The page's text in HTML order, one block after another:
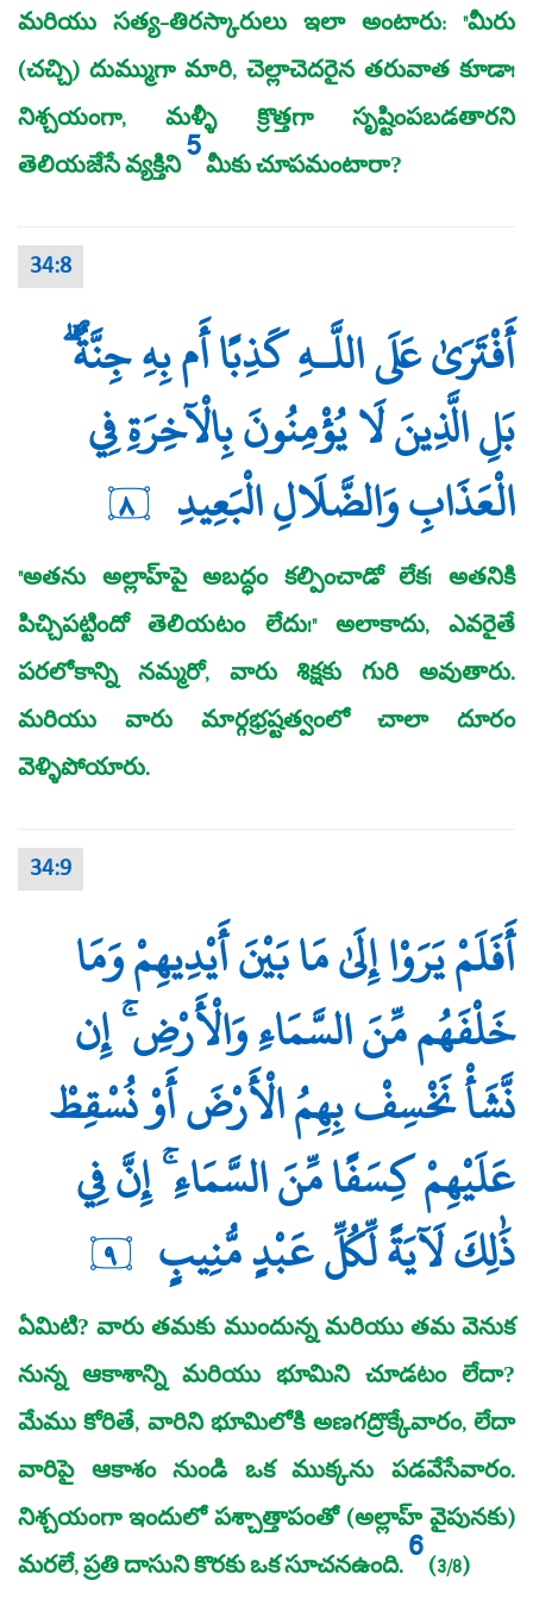
మరియు సత్య-తిరస్కారులు ఇలా అంటారు: "మీరు
(చచ్చి) దుమ్ముగా మారి, చెల్లాచెదరైన తరువాత కూడా!
నిశ్చయంగా, మళ్ళీ క్రొత్తగా సృష్టింపబడతారని
తెలియజేసే వ్యక్తిని5మీకు చూపమంటారా?
34:8
أَفْتَرَىٰ عَلَى اللَّـهِ كَذِبًا أَم بِهِ جِنَّةٌ ۗ
بَلِ الَّذِينَ لَا يُؤْمِنُونَ بِالْآخِرَةِ فِي
الْعَذَابِ وَالضَّلَالِ الْبَعِيدِ
٨
"అతను అల్లాహ్‌పై అబద్ధం కల్పించాడో లేక! అతనికి
పిచ్చిపట్టిందో తెలియటం లేదు!" అలాకాదు, ఎవరైతే
పరలోకాన్ని నమ్మరో, వారు శిక్షకు గురి అవుతారు.
మరియు వారు మార్గభ్రష్టత్వంలో చాలా దూరం
వెళ్ళిపోయారు.
34:9
أَفَلَمْ يَرَوْا إِلَىٰ مَا بَيْنَ أَيْدِيهِمْ وَمَا
خَلْفَهُم مِّنَ السَّمَاءِ وَالْأَرْضِ ۚ إِن
نَّشَأْ نَخْسِفْ بِهِمُ الْأَرْضَ أَوْ نُسْقِطْ
عَلَيْهِمْ كِسَفًا مِّنَ السَّمَاءِ ۚ إِنَّ فِي
ذَٰلِكَ لَآيَةً لِّكُلِّ عَبْدٍ مُّنِيبٍ
٩
ఏమిటి? వారు తమకు ముందున్న మరియు తమ వెనుక
నున్న ఆకాశాన్ని మరియు భూమిని చూడటం లేదా?
మేము కోరితే, వారిని భూమిలోకి అణగద్రొక్కేవారం, లేదా
వారిపై ఆకాశం నుండి ఒక ముక్కను పడవేసేవారం.
నిశ్చయంగా ఇందులో పశ్చాత్తాపంతో (అల్లాహ్‌ వైపునకు)
మరలే, ప్రతి దాసుని కొరకు ఒక సూచనఉంది.6(3/8)